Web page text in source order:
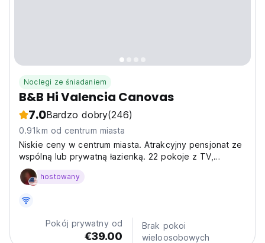
Noclegi ze śniadaniem
B&B Hi Valencia Canovas
7.0Bardzo dobry(246)
0.91km od centrum miasta
Niskie ceny w centrum miasta. Atrakcyjny pensjonat ze
wspólną lub prywatną łazienką. 22 pokoje z TV,
ogrzewaniem, wentylatorem, suszarką do włosów, Wi-Fi
i bezpłatną przechowalnią bagażu
hostowany
Pokój prywatny od
€39.00
Brak pokoi
wieloosobowych